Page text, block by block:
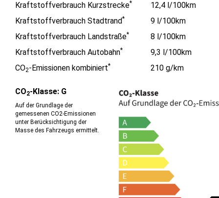
Kraftstoffverbrauch Kurzstrecke*
12,4 l/100km
Kraftstoffverbrauch Stadtrand*
9 l/100km
Kraftstoffverbrauch Landstraße*
8 l/100km
Kraftstoffverbrauch Autobahn*
9,3 l/100km
CO2-Emissionen kombiniert* 210 g/km
CO2-Klasse: G
Auf der Grundlage der
gemessenen CO2-Emissionen
unter Berücksichtigung der
Masse des Fahrzeugs ermittelt.